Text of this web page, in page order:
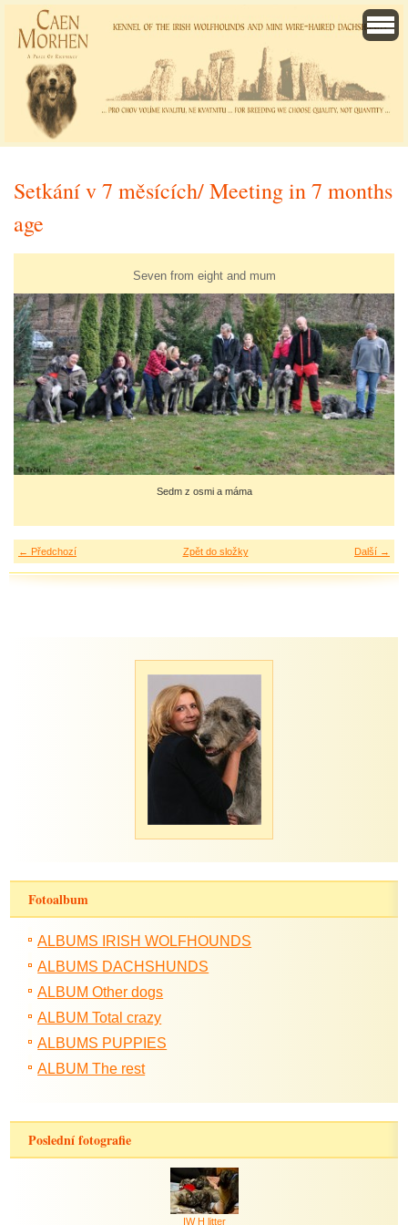
Setkání v 7 měsících/ Meeting in 7 months
age
Seven from eight and mum
Sedm z osmi a máma
← Předchozí Další →
Zpět do složky
Fotoalbum
ALBUMS IRISH WOLFHOUNDS
ALBUMS DACHSHUNDS
ALBUM Other dogs
ALBUM Total crazy
ALBUMS PUPPIES
ALBUM The rest
Poslední fotografie
IW H litter